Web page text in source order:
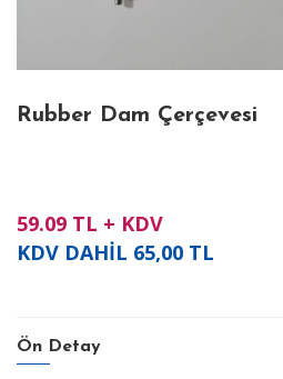
Rubber Dam Çerçevesi
59.09 TL + KDV
KDV DAHİL 65,00 TL
Ön Detay